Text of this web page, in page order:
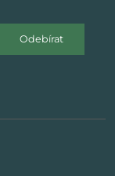
Odebírat